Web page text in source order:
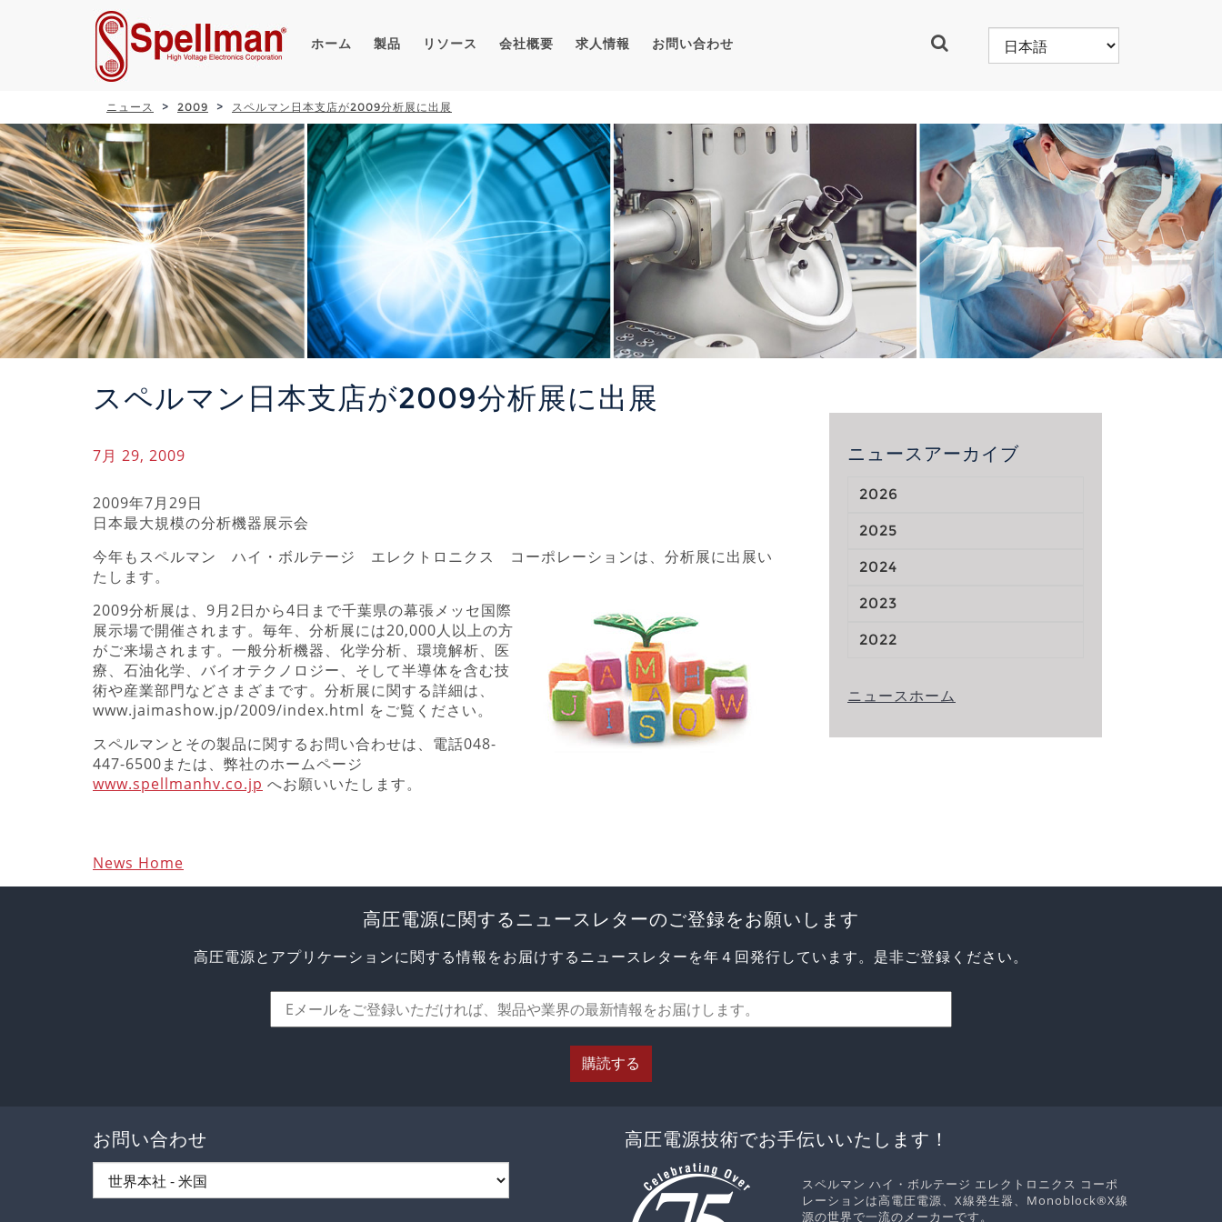
ホーム 製品 リソース 会社概要 求人情報 お問い合わせ
ニュース 2009 スペルマン日本支店が2009分析展に出展
スペルマン日本支店が2009分析展に出展
7月 29, 2009
2009年7月29日
日本最大規模の分析機器展示会
今年もスペルマン ハイ・ボルテージ エレクトロニクス コーポレーションは、分析展に出展い
たします。
2009分析展は、9月2日から4日まで千葉県の幕張メッセ国際
展示場で開催されます。毎年、分析展には20,000人以上の方
がご来場されます。一般分析機器、化学分析、環境解析、医
療、石油化学、バイオテクノロジー、そして半導体を含む技
術や産業部門などさまざまです。分析展に関する詳細は、
www.jaimashow.jp/2009/index.html をご覧ください。
スペルマンとその製品に関するお問い合わせは、電話048-
447-6500または、弊社のホームページ
www.spellmanhv.co.jp へお願いいたします。
News Home
ニュースアーカイブ
2026
2025
2024
2023
2022
ニュースホーム
高圧電源に関するニュースレターのご登録をお願いします
高圧電源とアプリケーションに関する情報をお届けするニュースレターを年４回発行しています。是非ご登録ください。
購読する
お問い合わせ 高圧電源技術でお手伝いいたします！
スペルマン ハイ・ボルテージ エレクトロニクス コーポ
レーションは高電圧電源、X線発生器、Monoblock®X線
源の世界で一流のメーカーです。